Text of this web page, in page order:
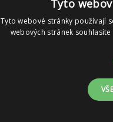
Tyto
Tyto webové stránky používají
webových stránek